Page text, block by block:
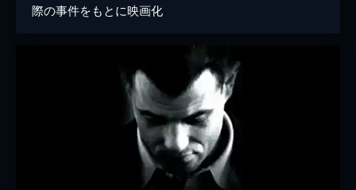
際の事件をもとに映画化